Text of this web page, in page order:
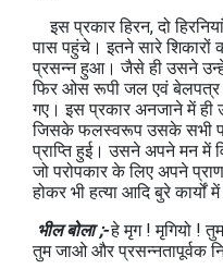
इस प्रकार हिरन, दो
पास पहुंचे। इतने सारे
प्रसन्न हुआ। जैसे ही उसने उन्हें
फिर ओस रूपी जल एवं बेलपत्र
गए। इस प्रकार अनजाने में ही
जिसके फलस्वरूप उसके सभी
प्राप्ति हुई। उसने अपने मन में
जो परोपकार के लिए अपने
होकर भी हत्या आदि बुरे
भील बोला ;-हे मृग ! मृगियो !
तुम जाओ और प्रसन्नतापूर्वक